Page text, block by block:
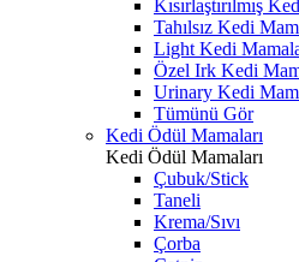
Kısırlaştırılmış
Tahılsız Kedi
Light Kedi
Özel Irk Kedi
Urinary Kedi
Tümünü Gör
Kedi Ödül Mamaları
Kedi Ödül Mamaları
Çubuk/Stick
Taneli
Krema/Sıvı
Çorba